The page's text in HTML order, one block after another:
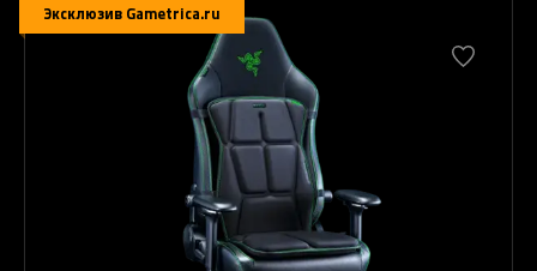
Эксклюзив Gametrica.ru